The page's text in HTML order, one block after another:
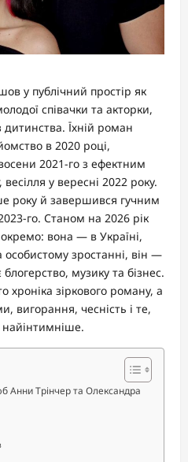
у публічний простір як
співачки та акторки,
дитинства. Їхній роман
в 2020 році,
2021-го з ефектним
у вересні 2022 року.
року й завершився гучним
го. Станом на 2026 рік
вона — в Україні,
особистому зростанні, він —
музику та бізнес.
хроніка зіркового роману, а
вигорання, чесність і те,
найінтимніше.
Анни Трінчер та Олександра